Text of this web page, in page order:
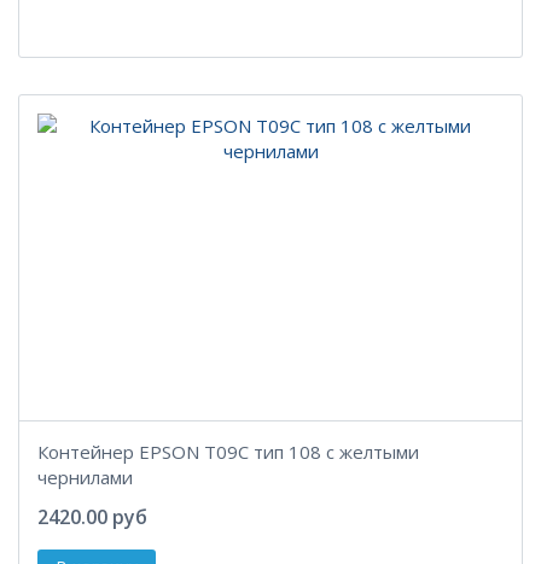
Контейнер EPSON T09C тип 108 с желтыми
чернилами
2420.00 руб